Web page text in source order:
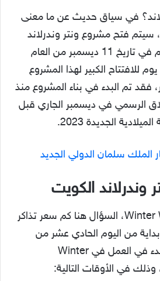
في سياق حديث عن ما معنى
Winter Wonderland، سيتم فتح مشروع ونتر وندرلاند
الكويت يوم الأحد القادم في تاريخ 11 ديسمبر من العام
تبقى يوم للافتتاح الكبير لهذا المشروع
فقد تم البدء في بناء المشروع منذ
الرسمي في ديسمبر الجاري قبل
الجديدة 2023.
سلمان الدولي الجديد
الكويت
من اليوم الحادي عشر من
ديسمبر 2022 سيتم البدء في العمل في Winter